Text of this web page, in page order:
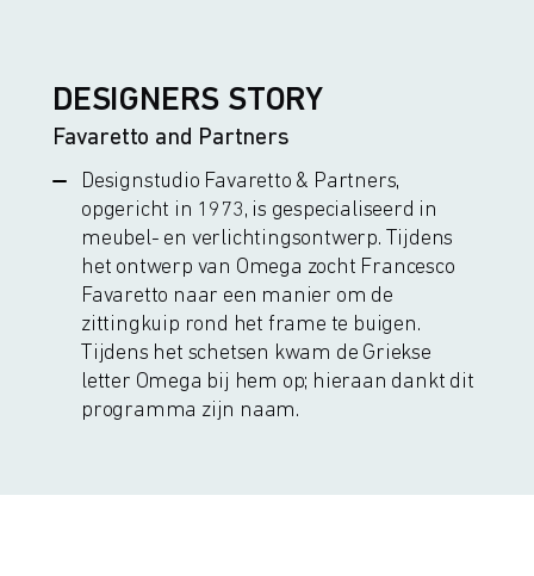
DESIGNERS STORY
Favaretto and Partners
Designstudio Favaretto & Partners,
opgericht in 1973, is gespecialiseerd in
meubel- en verlichtingsontwerp. Tijdens
het ontwerp van Omega zocht Francesco
Favaretto naar een manier om de
zittingkuip rond het frame te buigen.
Tijdens het schetsen kwam de Griekse
letter Omega bij hem op; hieraan dankt dit
programma zijn naam.